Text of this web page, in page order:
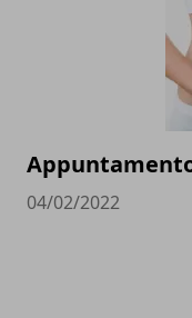
04/02/2022